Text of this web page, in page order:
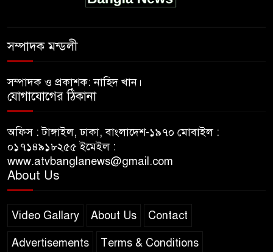
সম্পাদক মন্ডলী
সম্পাদক ও প্রকাশক: নাহিদ খান।
যোগাযোগের ঠিকানা
অফিস : টাঙ্গাইল, ঢাকা, বাংলাদেশ-১৯৭০ মোবাইল :
০১৭১৪৯১৮২৫৫ ইমেইল :
www.atvbanglanews@gmail.com
About Us
Video Gallary About Us Contact
Advertisements Terms & Conditions